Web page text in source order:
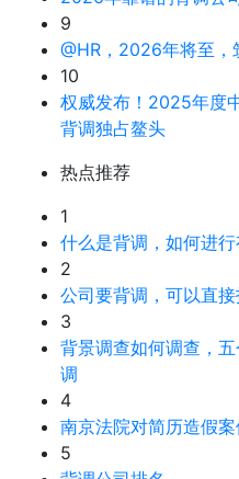
9
@HR，2026年将至，
10
权威发布！2025年度
背调独占鳌头
热点推荐
1
什么是背调，如何进行
2
公司要背调，可以直接
3
背景调查如何调查，
调
4
南京法院对简历造假
5